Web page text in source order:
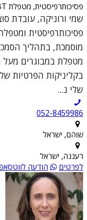
פסיכותרפיסטית, מטפלת CBT
בקליניקות הפרטיות
שלי נ...
052-8459986
שוהם, ישראל
רעננה, ישראל
לפרטים
הודעה